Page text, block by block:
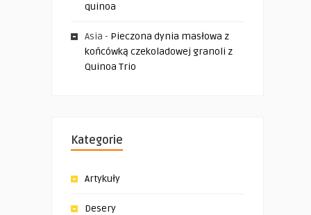
quinoa
Asia - Pieczona dynia masłowa z
końcówką czekoladowej granoli z
Quinoa Trio
Kategorie
Artykuły
Desery